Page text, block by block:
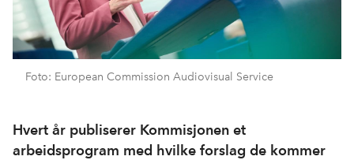
Foto: European Commission Audiovisual Service
Hvert år publiserer Kommisjonen et
arbeidsprogram med hvilke forslag de kommer